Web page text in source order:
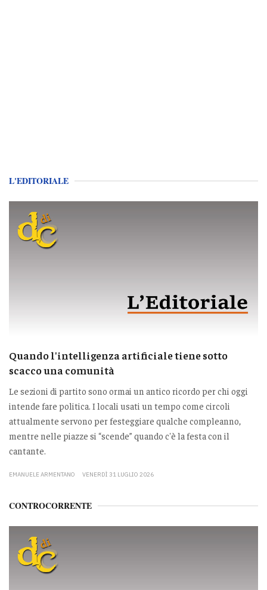
L'EDITORIALE
Quando l'intelligenza artificiale tiene sotto
scacco una comunità
Le sezioni di partito sono ormai un antico ricordo per chi oggi
intende fare politica. I locali usati un tempo come circoli
attualmente servono per festeggiare qualche compleanno,
mentre nelle piazze si “scende” quando c'è la festa con il
cantante.
EMANUELE ARMENTANO VENERDÌ 31 LUGLIO 2026
CONTROCORRENTE